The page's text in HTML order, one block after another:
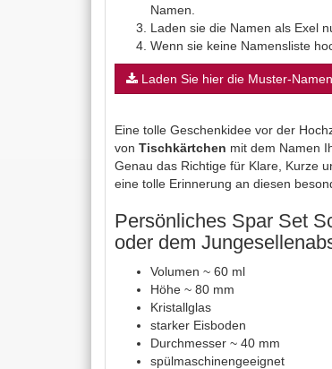
Namen.
Laden sie die Namen als Exel
Wenn sie keine Namensliste
Laden Sie hier die Muster-
Eine tolle Geschenkidee vor der
von Tischkärtchen mit dem Namen
Genau das Richtige für Klare, Kurze
eine tolle Erinnerung an diesen
Persönliches Spar Set
oder dem
Volumen ~ 60 ml
Höhe ~ 80 mm
Kristallglas
starker Eisboden
Durchmesser ~ 40 mm
spülmaschinengeeignet